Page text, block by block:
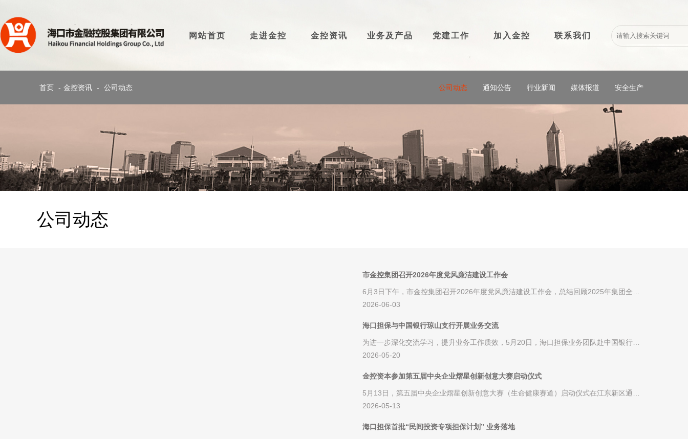
网站首页 走进金控 金控资讯 业务及产品 党建工作 加入金控 联系我们
首页 - 金控资讯 - 公司动态 公司动态 通知公告 行业新闻 媒体报道 安全生产
公司动态
市金控集团召开2026年度党风廉洁建设工作会
6月3日下午，市金控集团召开2026年度党风廉洁建设工作会，总结回顾2025年集团全面
从严治党和党风廉洁建设工作成效，系统部署2026年重点任务......
2026-06-03
海口担保与中国银行琼山支行开展业务交流
为进一步深化交流学习，提升业务工作质效，5月20日，海口担保业务团队赴中国银行琼
山支行开展业务宣介交流。...
2026-05-20
金控资本参加第五届中央企业熠星创新创意大赛启动仪式
5月13日，第五届中央企业熠星创新创意大赛（生命健康赛道）启动仪式在江东新区通用
技术生态环境大厦顺利举办，金控资本受邀参加。...
2026-05-13
海口担保首批“民间投资专项担保计划” 业务落地